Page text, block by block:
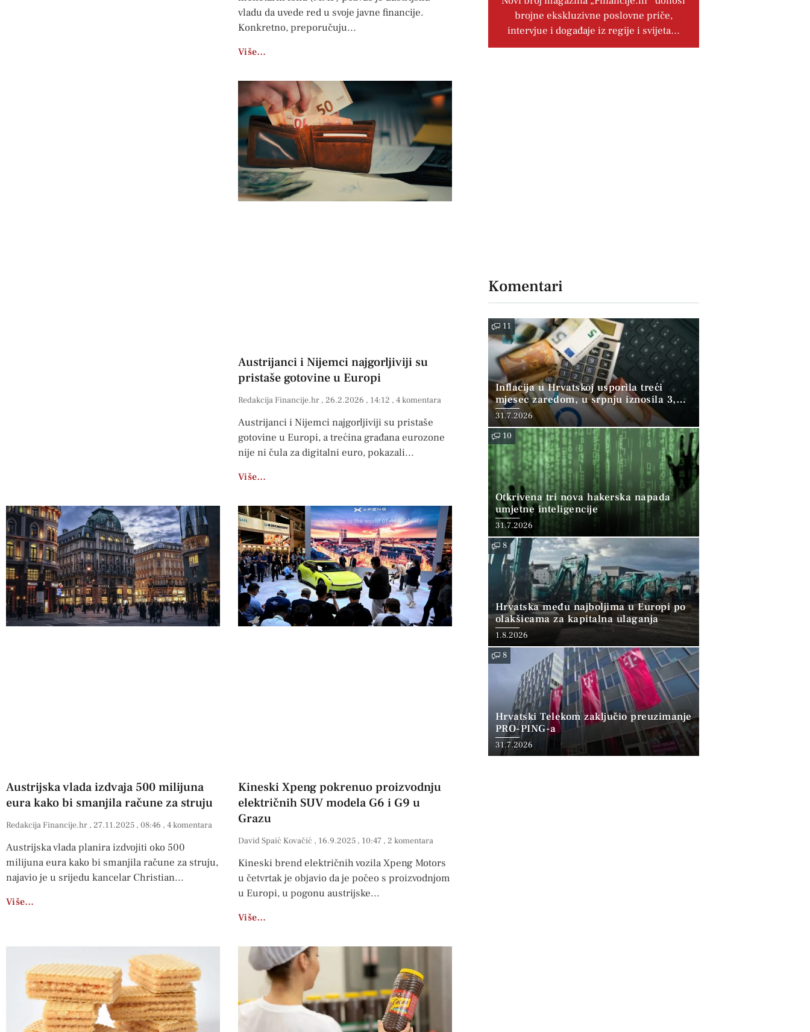
vladu da uvede red u svoje javne financije.
Konkretno, preporučuju
Više…
Austrijanci i Nijemci najgorljiviji su
pristaše gotovine u Europi
Redakcija Financije.hr 26.2.2026 14:12 4 komentara
Austrijanci i Nijemci najgorljiviji su pristaše
gotovine u Europi, a trećina građana eurozone
nije ni čula za digitalni euro, pokazali
Više…
Austrijska vlada izdvaja 500 milijuna
eura kako bi smanjila račune za struju
Redakcija Financije.hr 27.11.2025 08:46 4 komentara
Austrijska vlada planira izdvojiti oko 500
milijuna eura kako bi smanjila račune za struju,
najavio je u srijedu kancelar Christian
Više…
Kineski Xpeng pokrenuo proizvodnju
električnih SUV modela G6 i G9 u
Grazu
David Spaić Kovačić 16.9.2025 10:47 2 komentara
Kineski brend električnih vozila Xpeng Motors
u četvrtak je objavio da je počeo s proizvodnjom
u Europi, u pogonu austrijske
Više…
brojne ekskluzivne poslovne priče,
intervjue i događaje iz regije i svijeta…
Komentari
11
Inflacija u Hrvatskoj usporila treći
mjesec zaredom, u srpnju iznosila 3,9
posto
31.7.2026
10
Otkrivena tri nova hakerska napada
umjetne inteligencije
31.7.2026
8
Hrvatska među najboljima u Europi po
olakšicama za kapitalna ulaganja
1.8.2026
8
Hrvatski Telekom zaključio preuzimanje
PRO-PING-a
31.7.2026